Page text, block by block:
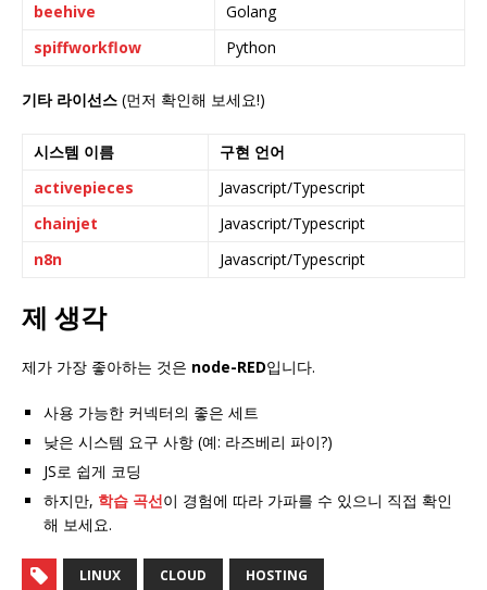
beehive
Golang
spiffworkflow
Python
기타 라이선스 (먼저 확인해 보세요!)
시스템 이름
구현 언어
activepieces
Javascript/Typescript
chainjet
Javascript/Typescript
n8n
Javascript/Typescript
제 생각
제가 가장 좋아하는 것은 node-RED입니다.
사용 가능한 커넥터의 좋은 세트
낮은 시스템 요구 사항 (예: 라즈베리 파이?)
JS로 쉽게 코딩
하지만, 학습 곡선이 경험에 따라 가파를 수 있으니 직접 확인
해 보세요.
LINUX CLOUD HOSTING